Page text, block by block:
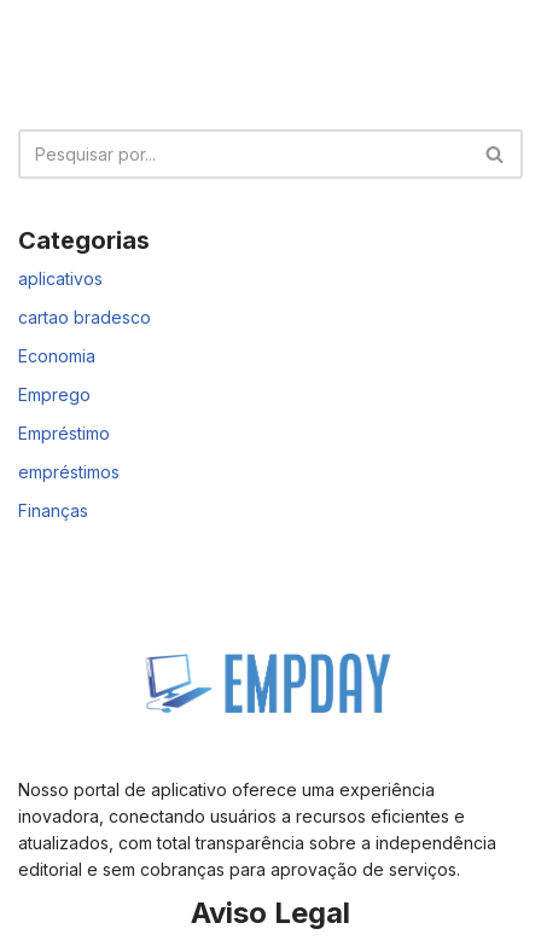
Categorias
aplicativos
cartao bradesco
Economia
Emprego
Empréstimo
empréstimos
Finanças
Nosso portal de aplicativo oferece uma experiência
inovadora, conectando usuários a recursos eficientes e
atualizados, com total transparência sobre a independência
editorial e sem cobranças para aprovação de serviços.
Aviso Legal